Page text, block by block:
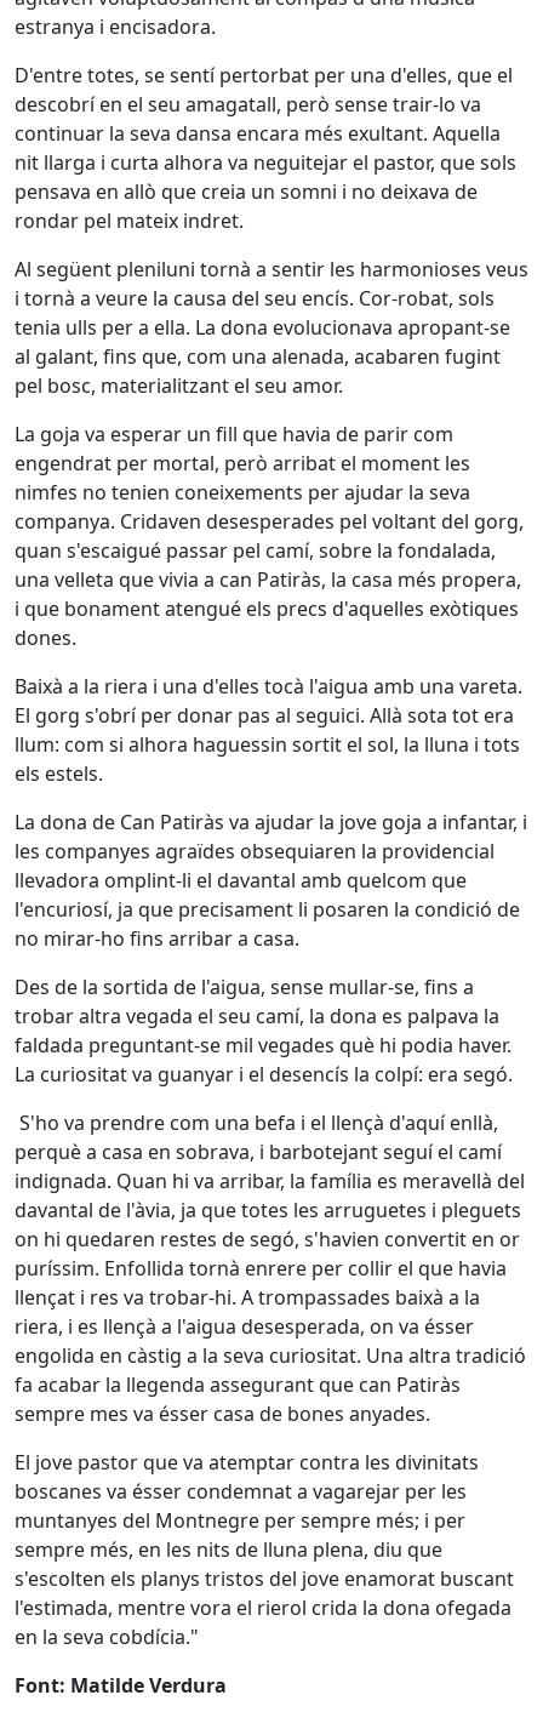
estranya i encisadora.
D'entre totes, se sentí pertorbat per una d'elles, que el
descobrí en el seu amagatall, però sense trair-lo va
continuar la seva dansa encara més exultant. Aquella
nit llarga i curta alhora va neguitejar el pastor, que sols
pensava en allò que creia un somni i no deixava de
rondar pel mateix indret.
Al següent pleniluni tornà a sentir les harmonioses veus
i tornà a veure la causa del seu encís. Cor-robat, sols
tenia ulls per a ella. La dona evolucionava apropant-se
al galant, fins que, com una alenada, acabaren fugint
pel bosc, materialitzant el seu amor.
La goja va esperar un fill que havia de parir com
engendrat per mortal, però arribat el moment les
nimfes no tenien coneixements per ajudar la seva
companya. Cridaven desesperades pel voltant del gorg,
quan s'escaigué passar pel camí, sobre la fondalada,
una velleta que vivia a can Patiràs, la casa més propera,
i que bonament atengué els precs d'aquelles exòtiques
dones.
Baixà a la riera i una d'elles tocà l'aigua amb una vareta.
El gorg s'obrí per donar pas al seguici. Allà sota tot era
llum: com si alhora haguessin sortit el sol, la lluna i tots
els estels.
La dona de Can Patiràs va ajudar la jove goja a infantar, i
les companyes agraïdes obsequiaren la providencial
llevadora omplint-li el davantal amb quelcom que
l'encuriosí, ja que precisament li posaren la condició de
no mirar-ho fins arribar a casa.
Des de la sortida de l'aigua, sense mullar-se, fins a
trobar altra vegada el seu camí, la dona es palpava la
faldada preguntant-se mil vegades què hi podia haver.
La curiositat va guanyar i el desencís la colpí: era segó.
S'ho va prendre com una befa i el llençà d'aquí enllà,
perquè a casa en sobrava, i barbotejant seguí el camí
indignada. Quan hi va arribar, la família es meravellà del
davantal de l'àvia, ja que totes les arruguetes i pleguets
on hi quedaren restes de segó, s'havien convertit en or
puríssim. Enfollida tornà enrere per collir el que havia
llençat i res va trobar-hi. A trompassades baixà a la
riera, i es llençà a l'aigua desesperada, on va ésser
engolida en càstig a la seva curiositat. Una altra tradició
fa acabar la llegenda assegurant que can Patiràs
sempre mes va ésser casa de bones anyades.
El jove pastor que va atemptar contra les divinitats
boscanes va ésser condemnat a vagarejar per les
muntanyes del Montnegre per sempre més; i per
sempre més, en les nits de lluna plena, diu que
s'escolten els planys tristos del jove enamorat buscant
l'estimada, mentre vora el rierol crida la dona ofegada
en la seva cobdícia."
Font: Matilde Verdura